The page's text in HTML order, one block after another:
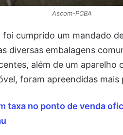
Ascom-PCBA
cumprido um mandado
diversas embalagens
além de um aparelho
foram apreendidas
taxa no ponto de venda